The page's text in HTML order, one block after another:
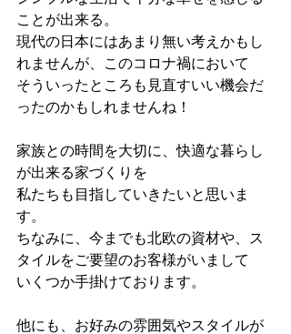
ことが出来る。
現代の日本にはあまり無い考えかもし
れませんが、このコロナ禍において
そういったところも見直すいい機会だ
ったのかもしれませんね！
家族との時間を大切に、快適な暮らし
が出来る家づくりを
私たちも目指していきたいと思いま
す。
ちなみに、今までも北欧の資材や、ス
タイルをご要望のお客様がいまして
いくつか手掛けております。
他にも、お好みの雰囲気やスタイルが